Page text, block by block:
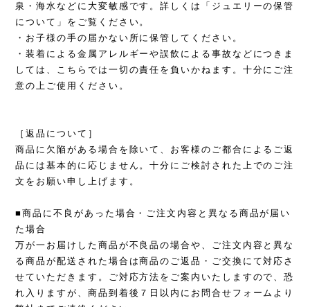
泉・海水などに大変敏感です。詳しくは「ジュエリーの保管
について」をご覧ください。
・お子様の手の届かない所に保管してください。
・装着による金属アレルギーや誤飲による事故などにつきま
しては、こちらでは一切の責任を負いかねます。十分にご注
意の上ご使用ください。
［返品について］
商品に欠陥がある場合を除いて、お客様のご都合によるご返
品には基本的に応じません。十分にご検討された上でのご注
文をお願い申し上げます。
■商品に不良があった場合・ご注文内容と異なる商品が届い
た場合
万が一お届けした商品が不良品の場合や、ご注文内容と異な
る商品が配送された場合は商品のご返品・ご交換にて対応さ
せていただきます。ご対応方法をご案内いたしますので、恐
れ入りますが、商品到着後７日以内にお問合せフォームより